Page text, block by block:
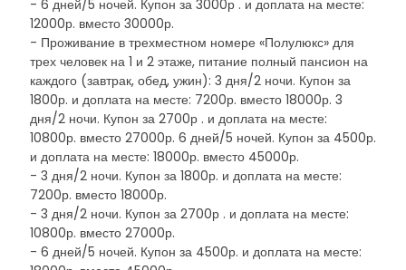
- 6 дней/5 ночей. Купон за 3000р . и доплата на месте:
12000р. вместо 30000р.
- Проживание в трехместном номере «Полулюкс» для
трех человек на 1 и 2 этаже, питание полный пансион на
каждого (завтрак, обед, ужин): 3 дня/2 ночи. Купон за
1800р. и доплата на месте: 7200р. вместо 18000р. 3
дня/2 ночи. Купон за 2700р . и доплата на месте:
10800р. вместо 27000р. 6 дней/5 ночей. Купон за 4500р.
и доплата на месте: 18000р. вместо 45000р.
- 3 дня/2 ночи. Купон за 1800р. и доплата на месте:
7200р. вместо 18000р.
- 3 дня/2 ночи. Купон за 2700р . и доплата на месте:
10800р. вместо 27000р.
- 6 дней/5 ночей. Купон за 4500р. и доплата на месте: